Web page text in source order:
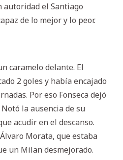
autoridad el Santiago
de lo mejor y lo peor.
caramelo delante. El
2 goles y había encajado
Por eso Fonseca dejó
la ausencia de su
acudir en el descanso.
Morata, que estaba
un Milan desmejorado.